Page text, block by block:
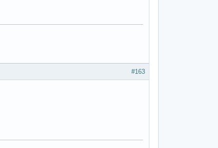
#163